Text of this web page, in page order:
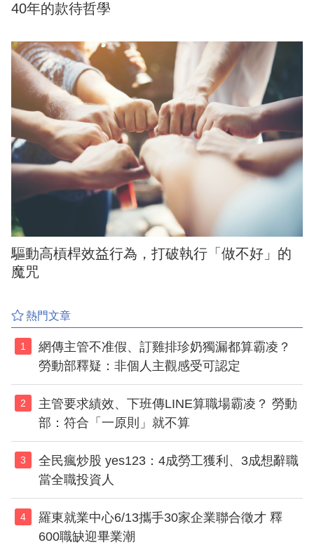
40年的款待哲學
驅動高槓桿效益行為，打破執行「做不好」的
魔咒
熱門文章
1
網傳主管不准假、訂雞排珍奶獨漏都算霸凌？
勞動部釋疑：非個人主觀感受可認定
2
主管要求績效、下班傳LINE算職場霸凌？ 勞動
部：符合「一原則」就不算
3
全民瘋炒股 yes123：4成勞工獲利、3成想辭職
當全職投資人
4
羅東就業中心6/13攜手30家企業聯合徵才 釋
600職缺迎畢業潮